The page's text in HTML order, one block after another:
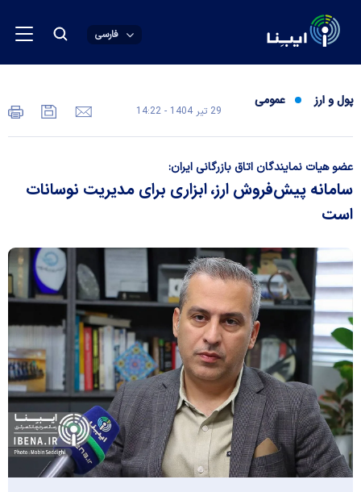
فارسی
پول و ارز عمومی
29 تير 1404 - 14:22
عضو هیات نمایندگان اتاق بازرگانی ایران:
سامانه پیش‌فروش ارز، ابزاری برای مدیریت نوسانات
است